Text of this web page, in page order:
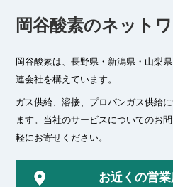
岡谷酸素のネット
岡谷酸素は、長野県・新潟県・山梨
連会社を構えています。
ガス供給、溶接、プロパンガス供給
ます。 当社のサービスについてのお
軽にお寄せください。
お近くの営